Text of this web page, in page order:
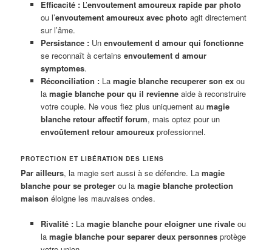
Efficacité :L’envoutement amoureux rapide par photo
ou l’envoutement amoureux avec photoagit directement
sur l’âme.
Persistance :Un envoutement d amour qui fonctionne
se reconnaît à certains envoutement d amour
symptomes.
Réconciliation :La magie blanche recuperer son exou
la magie blanche pour qu il revienneaide à reconstruire
votre couple. Ne vous fiez plus uniquement au magie
blanche retour affectif forum, mais optez pour un
envoûtement retour amoureuxprofessionnel.
PROTECTION ET LIBÉRATION DES LIENS
Par ailleurs, la magie sert aussi à se défendre. Lamagie
blanche pour se proteger ou lamagie blanche protection
maison éloigne les mauvaises ondes.
Rivalité :La magie blanche pour eloigner une rivaleou
la magie blanche pour separer deux personnesprotège